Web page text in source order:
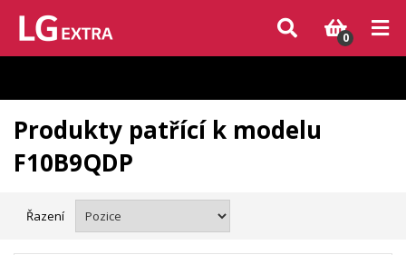
Vzhledem k aktuální situaci se může dodání dílů, které nejsou skladem,
zpozdit. Děkujeme za pochopení.
0
Produkty patřící k modelu
F10B9QDP
Řazení